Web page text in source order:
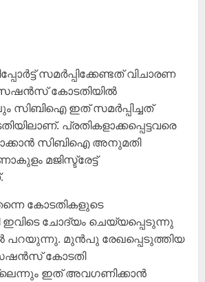
സമർപ്പിക്കേണ്ടത് വിചാരണ
കോടതിയിൽ
സിബിഐ ഇത് സമർപ്പിച്ചത്
പ്രതികളാക്കപ്പെട്ടവരെ
സിബിഐ അനുമതി
മജിസ്ട്രേട്ട്
കോടതികളുടെ
ഇവിടെ ചോദ്യം ചെയ്യപ്പെടുന്നു
പറയുന്നു. മുൻപു രേഖപ്പെടുത്തിയ
കോടതി
ഇത് അവഗണിക്കാൻ